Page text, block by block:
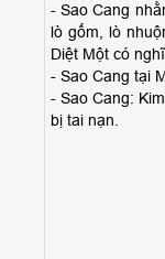
- Sao Cang
lò gốm, lò
Diệt Một có
- Sao Cang tại
- Sao Cang:
bị tai nạn.